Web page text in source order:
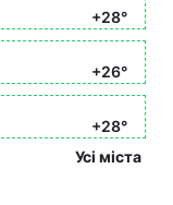
+28°
+26°
+28°
Усі міста